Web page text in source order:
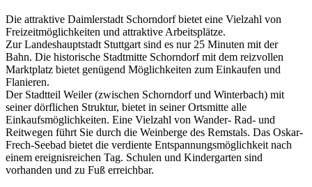
Die attraktive Daimlerstadt Schorndorf bietet eine Vielzahl von
Freizeitmöglichkeiten und attraktive Arbeitsplätze.
Zur Landeshauptstadt Stuttgart sind es nur 25 Minuten mit der
Bahn. Die historische Stadtmitte Schorndorf mit dem reizvollen
Marktplatz bietet genügend Möglichkeiten zum Einkaufen und
Flanieren.
Der Stadtteil Weiler (zwischen Schorndorf und Winterbach) mit
seiner dörflichen Struktur, bietet in seiner Ortsmitte alle
Einkaufsmöglichkeiten. Eine Vielzahl von Wander- Rad- und
Reitwegen führt Sie durch die Weinberge des Remstals. Das Oskar-
Frech-Seebad bietet die verdiente Entspannungsmöglichkeit nach
einem ereignisreichen Tag. Schulen und Kindergarten sind
vorhanden und zu Fuß erreichbar.